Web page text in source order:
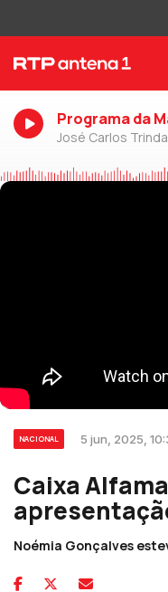
Programa da
José Carlos
NACIONAL 5 jun, 2025,
Caixa
Noémia Gonçalves